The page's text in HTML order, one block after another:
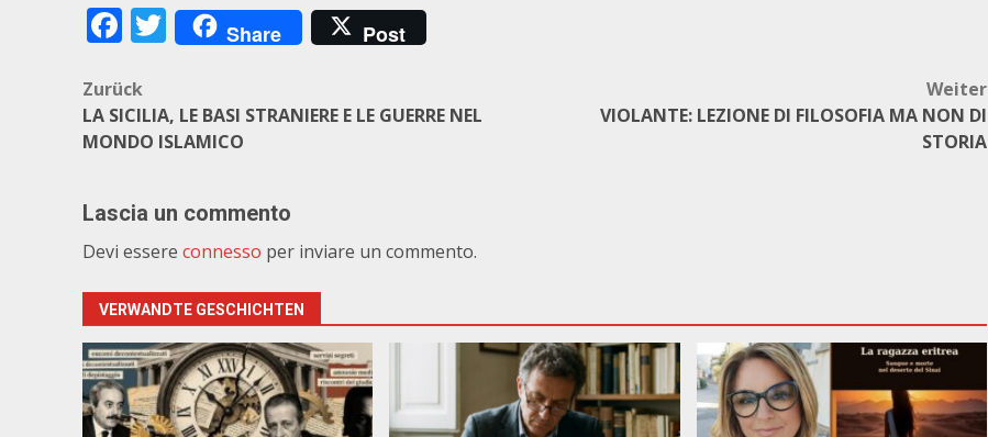
Facebook
Twitter
Share Post
Beitragsnavigation
Zurück
LA SICILIA, LE BASI STRANIERE E LE GUERRE NEL
MONDO ISLAMICO
Weiter
VIOLANTE: LEZIONE DI FILOSOFIA MA NON DI
STORIA
Lascia un commento
Devi essere connesso per inviare un commento.
VERWANDTE GESCHICHTEN